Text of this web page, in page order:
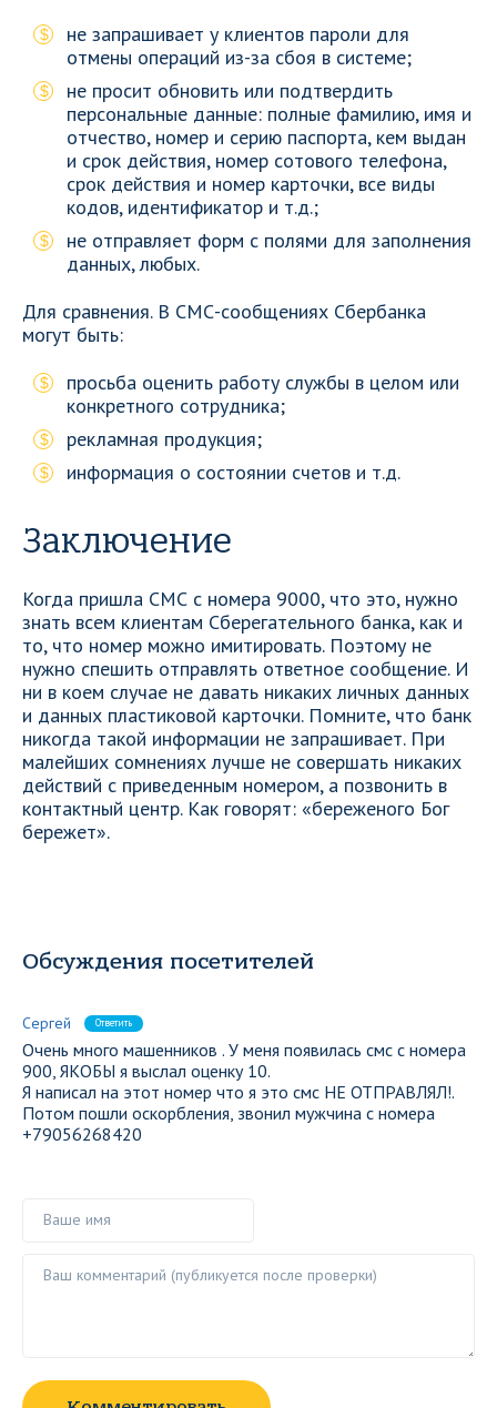
не запрашивает у клиентов пароли для
отмены операций из-за сбоя в системе;
не просит обновить или подтвердить
персональные данные: полные фамилию, имя и
отчество, номер и серию паспорта, кем выдан
и срок действия, номер сотового телефона,
срок действия и номер карточки, все виды
кодов, идентификатор и т.д.;
не отправляет форм с полями для заполнения
данных, любых.
Для сравнения. В СМС-сообщениях Сбербанка
могут быть:
просьба оценить работу службы в целом или
конкретного сотрудника;
рекламная продукция;
информация о состоянии счетов и т.д.
Заключение
Когда пришла СМС с номера 9000, что это, нужно
знать всем клиентам Сберегательного банка, как и
то, что номер можно имитировать. Поэтому не
нужно спешить отправлять ответное сообщение. И
ни в коем случае не давать никаких личных данных
и данных пластиковой карточки. Помните, что банк
никогда такой информации не запрашивает. При
малейших сомнениях лучше не совершать никаких
действий с приведенным номером, а позвонить в
контактный центр. Как говорят: «береженого Бог
бережет».
Обсуждения посетителей
Сергей Ответить
Очень много машенников . У меня появилась смс с номера
900, ЯКОБЫ я выслал оценку 10.
Я написал на этот номер что я это смс НЕ ОТПРАВЛЯЛ!.
Потом пошли оскорбления, звонил мужчина с номера
+79056268420